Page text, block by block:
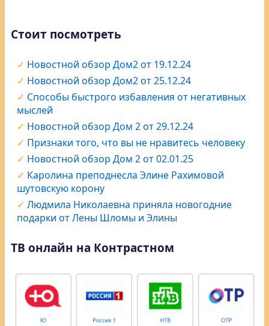
Стоит посмотреть
Новостной обзор Дом2 от 19.12.24
Новостной обзор Дом2 от 25.12.24
Способы быстрого избавления от негативных
мыслей
Новостной обзор Дом 2 от 29.12.24
Признаки того, что вы не нравитесь человеку
Новостной обзор Дом 2 от 02.01.25
Каролина преподнесла Элине Рахимовой
шутовскую корону
Людмила Николаевна приняла новогодние
подарки от Лены Шломы и Элины
ТВ онлайн на Контрастном